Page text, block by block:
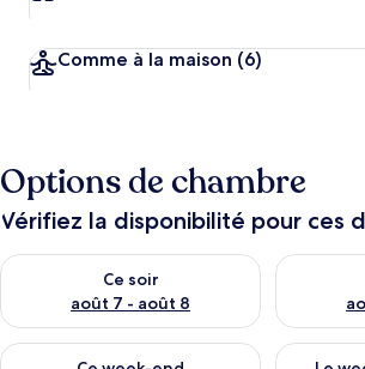
Comme à la maison (6)
Options de chambre
Vérifiez la disponibilité pour ces
Ce soir
août 7 - août 8
Vérifier la disponibilité pour ce soir août 7
Vérifier
Vérifier la disponibilité pour ce week-end
Vérifier